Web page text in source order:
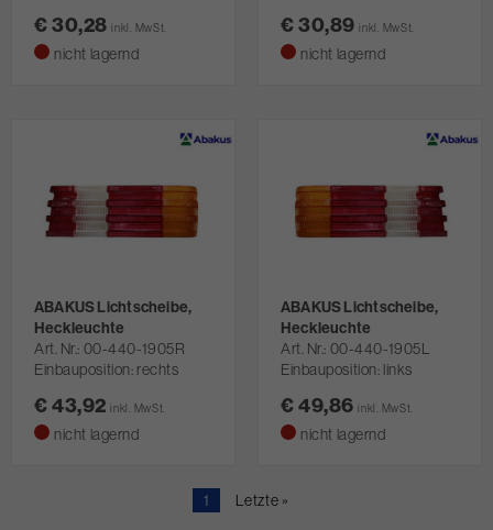
€ 30,28inkl. MwSt.
nicht lagernd
€ 30,89inkl. MwSt.
nicht lagernd
ABAKUS Lichtscheibe,
Heckleuchte
Art. Nr. 00-440-1905R
Einbauposition: rechts
€ 43,92inkl. MwSt.
nicht lagernd
ABAKUS Lichtscheibe,
Heckleuchte
Art. Nr. 00-440-1905L
Einbauposition: links
€ 49,86inkl. MwSt.
nicht lagernd
Aktuelle
Seite
1
Letzte
Letzte »